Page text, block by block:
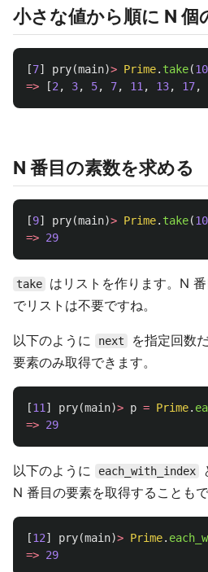
小さな値から順に N 個
[7] pry(main)> Prime. take(10
=>
[2 , 3, 5, 7, 11 , 13, 17,
N 番目の素数を求める
[9] pry(main)> Prime. take(10
=> 29
take
はリストを作ります。N
でリストは不要ですね。
以下のように next
を指定回数
要素のみ取得できます。
[11 ] pry(main)> p = Prime.
=> 29
以下のように each_with_index
N 番目の要素を取得することもで
[12] pry(main)> Prime.
=> 29